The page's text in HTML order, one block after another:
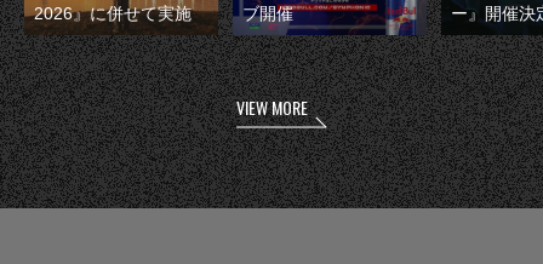
2026』に併せて実施
ブ開催
ー』開催決
VIEW MORE